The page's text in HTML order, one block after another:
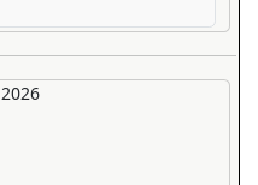
2026